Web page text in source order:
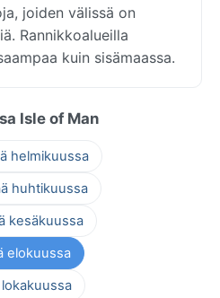
joiden välissä on
Rannikkoalueilla
kuin sisämaassa.
Isle of Man
helmikuussa
huhtikuussa
kesäkuussa
elokuussa
lokakuussa